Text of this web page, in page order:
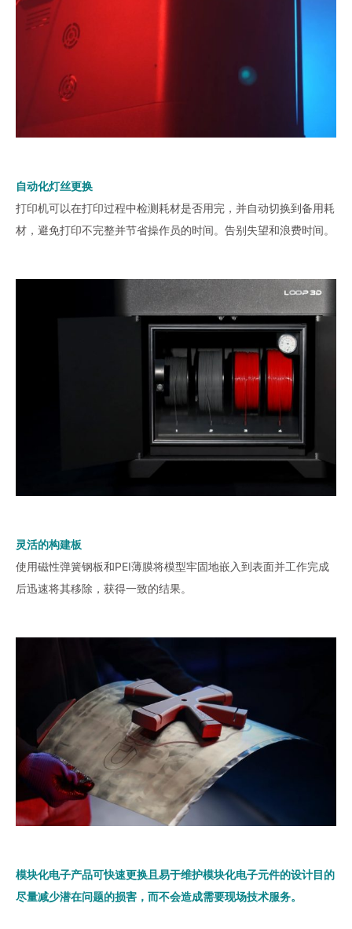
自动化灯丝更换
打印机可以在打印过程中检测耗材是否用完，并自动切换到备用耗
材，避免打印不完整并节省操作员的时间。告别失望和浪费时间。
灵活的构建板
使用磁性弹簧钢板和PEI薄膜将模型牢固地嵌入到表面并工作完成
后迅速将其移除，获得一致的结果。
模块化电子产品可快速更换且易于维护模块化电子元件的设计目的
尽量减少潜在问题的损害，而不会造成需要现场技术服务。